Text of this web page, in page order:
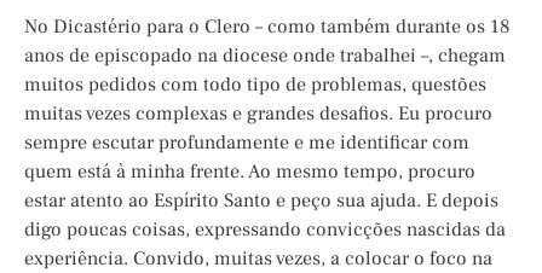
No Dicastério para o Clero – como também durante os 18
anos de episcopado na diocese onde trabalhei –, chegam
muitos pedidos com todo tipo de problemas, questões
muitas vezes complexas e grandes desafios. Eu procuro
sempre escutar profundamente e me identificar com
quem está à minha frente. Ao mesmo tempo, procuro
estar atento ao Espírito Santo e peço sua ajuda. E depois
digo poucas coisas, expressando convicções nascidas da
experiência. Convido, muitas vezes, a colocar o foco na